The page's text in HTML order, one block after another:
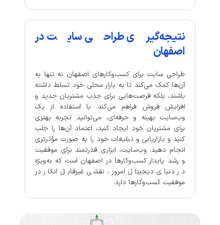
نتیجه‌گیری طراحی سایت در
اصفهان
طراحی سایت برای کسب‌وکارهای اصفهان نه تنها به
آن‌ها کمک می‌کند تا به بازار محلی خود تسلط داشته
باشند، بلکه فرصت‌هایی برای جذب مشتریان جدید و
افزایش فروش فراهم می‌کند. با استفاده از یک
وب‌سایت بهینه و حرفه‌ای، می‌توانید تجربه بهتری
برای مشتریان خود ایجاد کنید، اعتماد آن‌ها را جلب
کنید و بازاریابی و تبلیغات خود را به صورت مؤثرتری
انجام دهید. وب‌سایت، ابزاری قدرتمند برای موفقیت
و رشد پایدار کسب‌وکارها در اصفهان است که به‌ویژه
در دنیای دیجیتال امروز، نقشی غیرقابل انکار در
موفقیت کسب‌وکارها دارد.